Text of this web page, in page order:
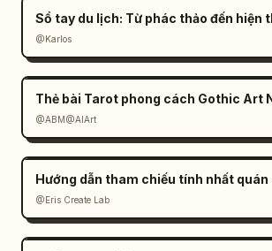
Sổ tay du lịch: Từ phác thảo đến hiện
@Karlos
Thẻ bài Tarot phong cách Gothic Art
@ABM@AIArt
Hướng dẫn tham chiếu tính nhất
@Eris Create Lab